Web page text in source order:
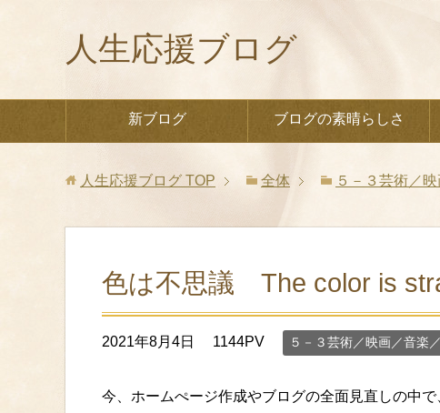
人生応援ブログ
新ブログ ブログの素晴らしさ
人生応援ブログ TOP 全体 ５－３芸術／
色は不思議 The color is
2021年8月4日 1144PV ５－３芸術／映画／音楽
今、ホームぺージ作成やブログの全面見直しの中で